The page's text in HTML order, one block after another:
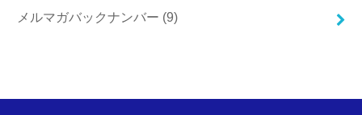
メルマガバックナンバー (9)